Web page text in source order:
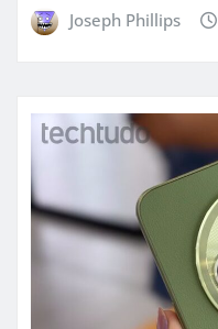
Joseph Phillips